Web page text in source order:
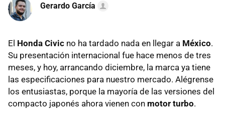
Gerardo García
El Honda Civic no ha tardado nada en llegar a México.
Su presentación internacional fue hace menos de tres
meses, y hoy, arrancando diciembre, la marca ya tiene
las especificaciones para nuestro mercado. Alégrense
los entusiastas, porque la mayoría de las versiones del
compacto japonés ahora vienen con motor turbo.